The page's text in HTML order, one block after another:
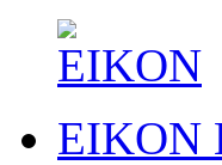
EIKON